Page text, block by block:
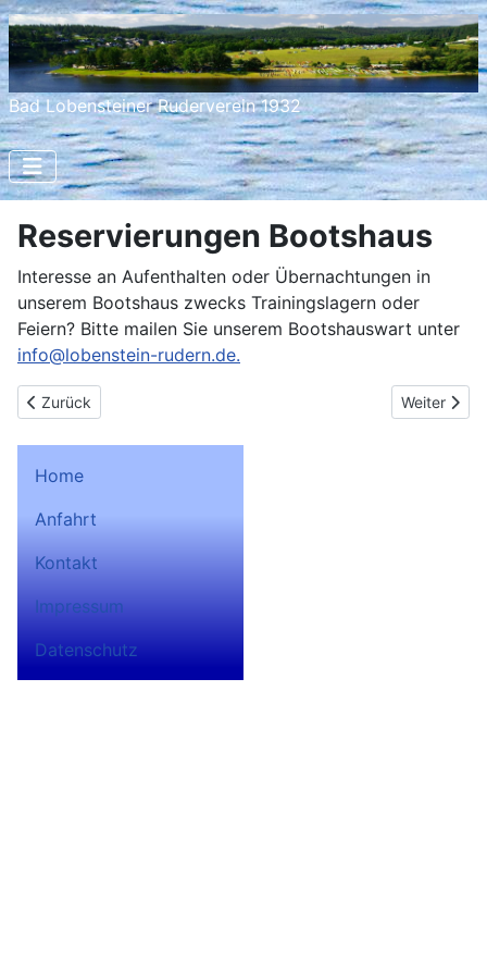
Bad Lobensteiner Ruderverein 1932
Reservierungen Bootshaus
Interesse an Aufenthalten oder Übernachtungen in
unserem Bootshaus zwecks Trainingslagern oder
Feiern? Bitte mailen Sie unserem Bootshauswart unter
info@lobenstein-rudern.de.
Previous article: Regatta-Team
Zurück Next
Weiter
Home
Anfahrt
Kontakt
Impressum
Datenschutz